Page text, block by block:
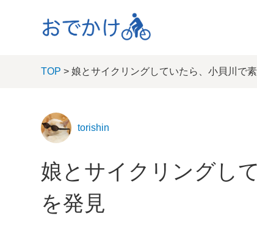
TOP > 娘とサイクリングしていたら、小貝川で
torishin
娘とサイクリングし
を発見